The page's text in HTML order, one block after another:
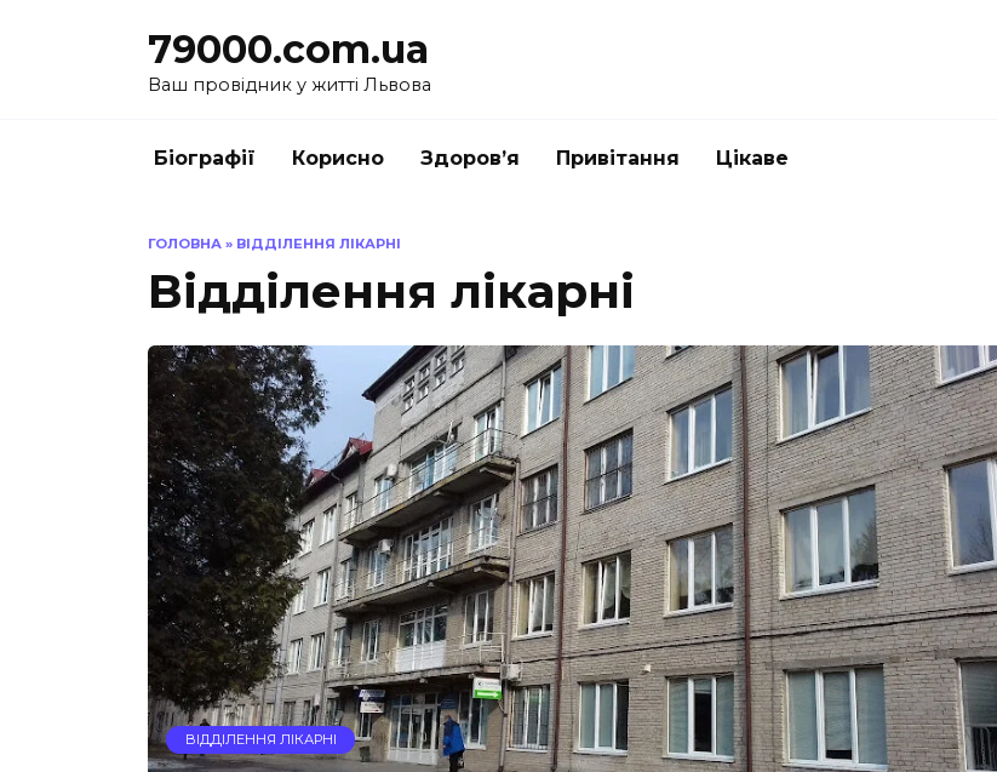
79000.com.ua
Ваш провідник у житті Львова
Біографії Корисно Здоров’я Привітання Цікаве
ГОЛОВНА » ВІДДІЛЕННЯ ЛІКАРНІ
Відділення лікарні
ВІДДІЛЕННЯ ЛІКАРНІ